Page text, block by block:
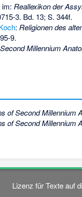
im: Reallexikon der
3. Bd. 13; S. 344f.
: Religionen des
9.
Millennium
of Second Millennium
of Second Millennium
Lizenz für Texte auf